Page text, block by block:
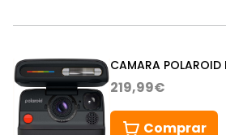
CAMARA POLAROID
219,99€
Comprar